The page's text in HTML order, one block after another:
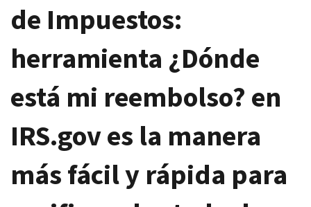
de Impuestos:
herramienta ¿Dónde
está mi reembolso? en
IRS.gov es la manera
más fácil y rápida para